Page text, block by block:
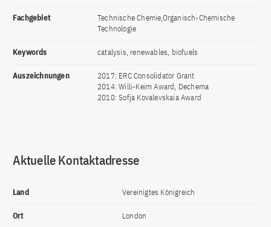
Fachgebiet
Technische Chemie,Organisch-Chemische
Technologie
Keywords catalysis, renewables, biofuels
Auszeichnungen
2017: ERC Consolidator Grant
2014: Willi-Keim Award, Dechema
2010: Sofja Kovalevskaia Award
Aktuelle Kontaktadresse
Land Vereinigtes Königreich
Ort London